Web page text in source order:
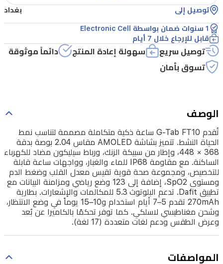
2.04
بوصة
بدقة
368
×
448،
سبيكة
الزنك،
ورباط
سيليكون
مضاد
للكهرباء
الساكنة.
مع
للماء
توصيل إلى بغداد
1 سنوات ضمان بواسطة Electronic Cell
قابل للإرجاع خلال 7 أيام
توصيل سريع سهولة إعادة المنتج
دائماً موثوقة
تسوق بأمان
الوصف
تُقدم G-Tab FT10 ساعة ذكية متكاملة مصممة لتناسب نمط
الحياة النشط. تتميز بشاشة AMOLED مقاس 2.04 بوصة بدقة
368 × 448، وإطار من سبيكة الزنك، ورباط سيليكون مضاد للكهرباء
الساكنة. مع مقاومة IP68 للماء والغبار، وواجهات ساعة قابلة
للتخصيص، ومجموعة صحة قوية تقيس معدل القلب وضغط الدم
ومستوى SpO2، إضافة إلى 123 وضع رياضي ومزامنة البيانات مع
تطبيق Dafit. تدعم البلوتوث 5.3 للمكالمات والإشعارات. بطارية
270mAh تقدم 5–7 أيام استخدام و10–15 يوماً في وضع الانتظار،
وشحن مغناطيسي لاسلكي. كما توفر تحكمًا بالكاميرا عن بُعد
وعرض الطقس ودعم لغات متعددة (17 لغة).
المواصفات